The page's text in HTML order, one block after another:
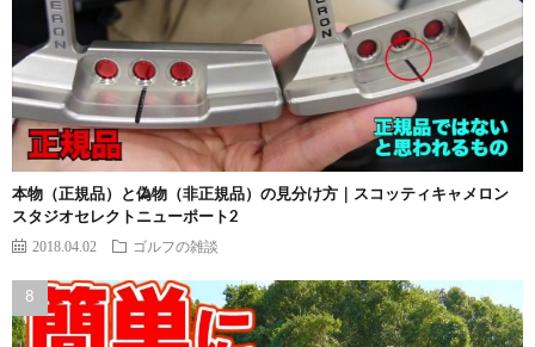
本物（正規品）と偽物（非正規品）の見分け方｜スコッティキャメロン
スタジオセレクトニューポート2
2018.04.02 ゴルフの雑談